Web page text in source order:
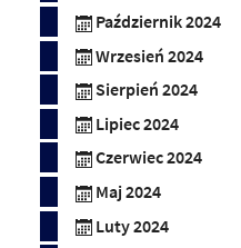
Październik 2024
Wrzesień 2024
Sierpień 2024
Lipiec 2024
Czerwiec 2024
Maj 2024
Luty 2024